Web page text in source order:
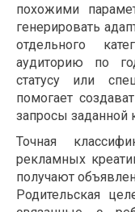
похожими
генерировать
отдельного
аудиторию по
статусу или
помогает
запросы заданной
Точная
рекламных
получают
Родительская